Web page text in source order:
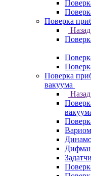
Поверка
Назад
Поверка
вакуума
Назад